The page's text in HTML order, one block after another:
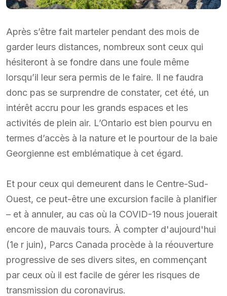
Après s’être fait marteler pendant des mois de
garder leurs distances, nombreux sont ceux qui
hésiteront à se fondre dans une foule même
lorsqu’il leur sera permis de le faire. Il ne faudra
donc pas se surprendre de constater, cet été, un
intérêt accru pour les grands espaces et les
activités de plein air. L’Ontario est bien pourvu en
termes d’accès à la nature et le pourtour de la baie
Georgienne est emblématique à cet égard.
Et pour ceux qui demeurent dans le Centre-Sud-
Ouest, ce peut-être une excursion facile à planifier
– et à annuler, au cas où la COVID-19 nous jouerait
encore de mauvais tours. À compter d'aujourd'hui
(1e r juin), Parcs Canada procède à la réouverture
progressive de ses divers sites, en commençant
par ceux où il est facile de gérer les risques de
transmission du coronavirus.